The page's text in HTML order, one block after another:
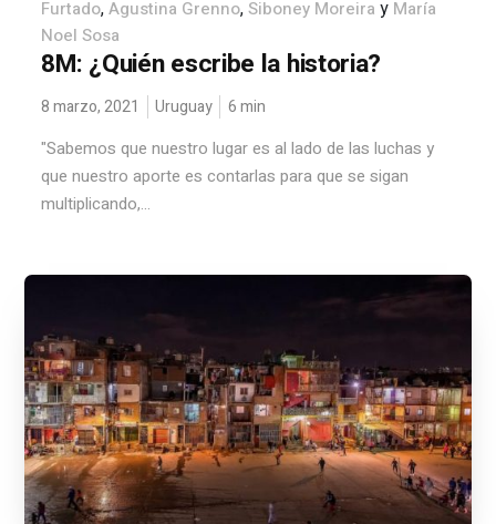
Furtado,Agustina Grenno,Siboney Moreira y María
Noel Sosa
8M: ¿Quién escribe la historia?
8 marzo, 2021 Uruguay 6 min
"Sabemos que nuestro lugar es al lado de las luchas y
que nuestro aporte es contarlas para que se sigan
multiplicando,...